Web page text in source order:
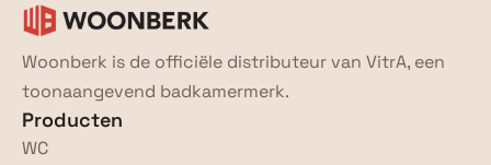
Woonberk is de officiële distributeur van VitrA, een
toonaangevend badkamermerk.
Producten
WC